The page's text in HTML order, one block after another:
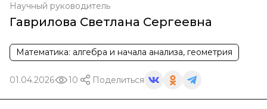
Научный руководитель
Гаврилова Светлана Сергеевна
Математика: алгебра и начала анализа, геометрия
01.04.2026 10 Поделиться